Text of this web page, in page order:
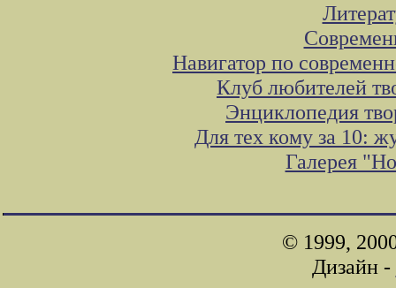
Навигатор по
Клуб любителей
Энциклопедия
Для тех кому за 10:
Галерея
© 1999,
Дизайн -